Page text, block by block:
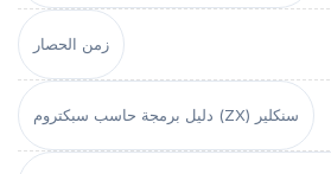
زمن الحصار
دليل برمجة حاسب سبكتروم (ZX) سنكلير